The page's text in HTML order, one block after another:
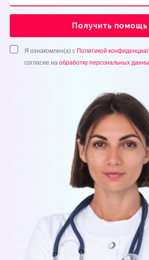
Получить помощь
Я ознакомлен(а) с Политикой
согласие на обработку персональных